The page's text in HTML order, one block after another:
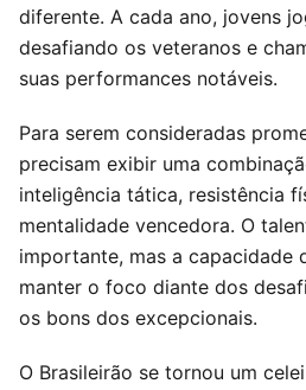
diferente. A cada ano, jovens
desafiando os veteranos e
suas performances notáveis.
Para serem consideradas
precisam exibir uma
inteligência tática, resistência
mentalidade vencedora. O
importante, mas a capacidade
manter o foco diante dos
os bons dos excepcionais.
O Brasileirão se tornou um